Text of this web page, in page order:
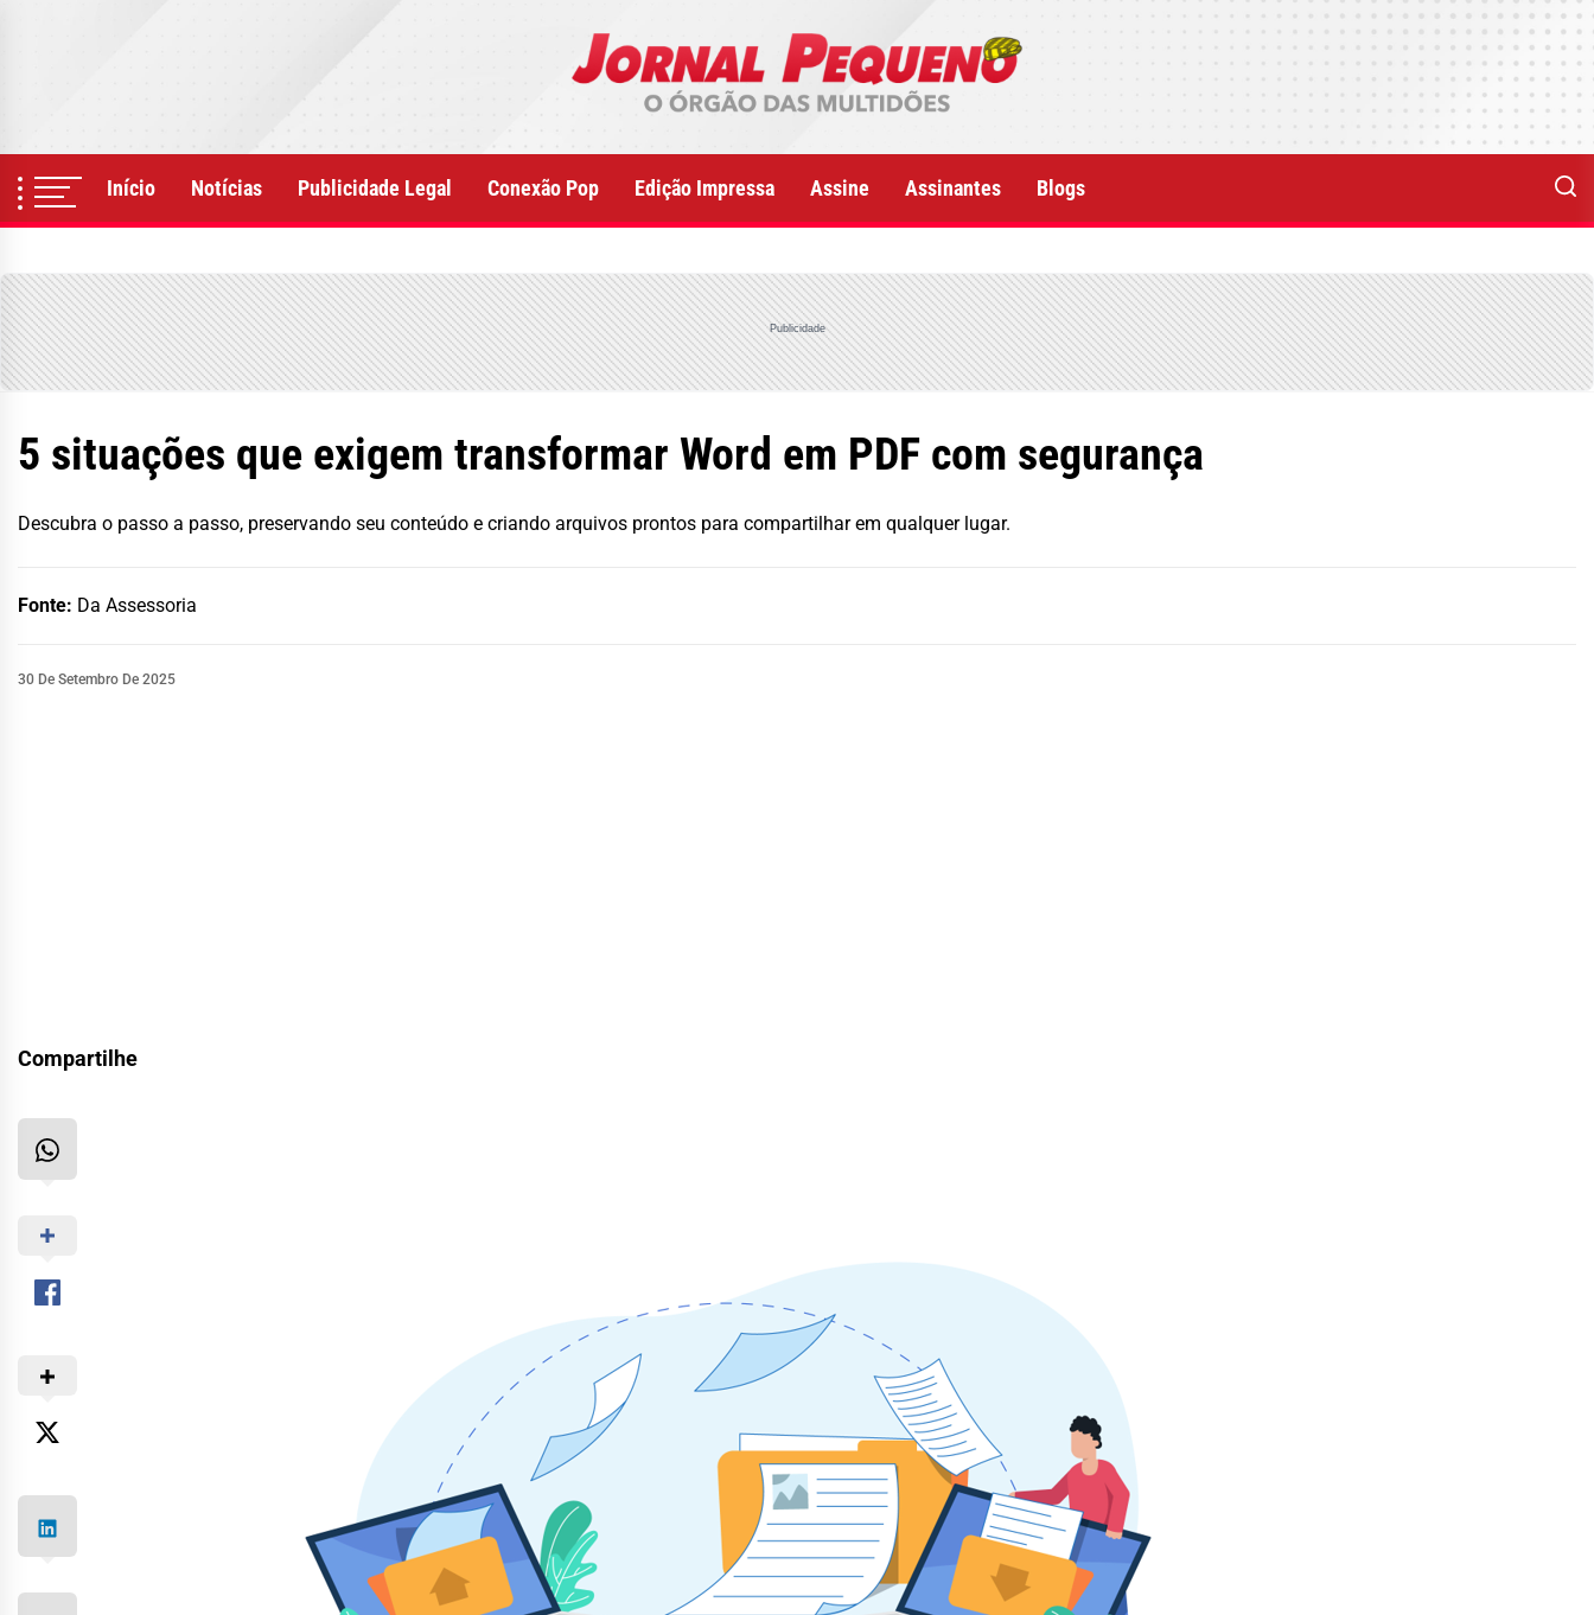
Início Notícias Publicidade Legal Conexão Pop Edição Impressa Assine Assinantes Blogs
Publicidade
5 situações que exigem transformar Word em PDF com segurança
Descubra o passo a passo, preservando seu conteúdo e criando arquivos prontos para compartilhar em qualquer lugar.
Fonte: Da Assessoria
30 De Setembro De 2025
Compartilhe